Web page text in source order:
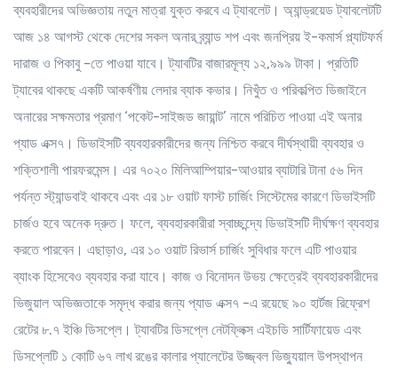
ব্যবহারীদের অভিজ্ঞতায় নতুন মাত্রা যুক্ত করবে এ ট্যাবলেট। অ্যান্ড্রয়েড ট্যাবলেটটি
আজ ১৪ আগস্ট থেকে দেশের সকল অনার ব্র্যান্ড শপ এবং জনপ্রিয় ই-কমার্স প্ল্যাটফর্ম
দারাজ ও পিকাবু -তে পাওয়া যাবে। ট্যাবটির বাজারমূল্য ১২,৯৯৯ টাকা। প্রতিটি
ট্যাবের থাকছে একটি আকর্ষণীয় লেদার ব্যাক কভার। নিখুঁত ও পরিকল্পিত ডিজাইনে
অনারের সক্ষমতার প্রমাণ ‘পকেট-সাইজড জায়ান্ট’ নামে পরিচিত পাওয়া এই অনার
প্যাড এক্স৭। ডিভাইসটি ব্যবহারকারীদের জন্য নিশ্চিত করবে দীর্ঘস্থায়ী ব্যবহার ও
শক্তিশালী পারফরমেন্স। এর ৭০২০ মিলিআম্পিয়ার-আওয়ার ব্যাটারি টানা ৫৬ দিন
পর্যন্ত স্ট্যান্ডবাই থাকবে এবং এর ১৮ ওয়াট ফাস্ট চার্জিং সিস্টেমের কারণে ডিভাইসটি
চার্জও হবে অনেক দ্রুত। ফলে, ব্যবহারকারীরা স্বাচ্ছন্দ্যে ডিভাইসটি দীর্ঘক্ষণ ব্যবহার
করতে পারবেন। এছাড়াও, এর ১০ ওয়াট রিভার্স চার্জিং সুবিধার ফলে এটি পাওয়ার
ব্যাংক হিসেবেও ব্যবহার করা যাবে। কাজ ও বিনোদন উভয় ক্ষেত্রেই ব্যবহারকারীদের
ভিজুয়াল অভিজ্ঞতাকে সমৃদ্ধ করার জন্য প্যাড এক্স৭ -এ রয়েছে ৯০ হার্টজ রিফ্রেশ
রেটের ৮.৭ ইঞ্চি ডিসপ্লে। ট্যাবটির ডিসপ্লে নেটফ্লিক্স এইচডি সার্টিফায়েড এবং
ডিসপ্লেটি ১ কোটি ৬৭ লাখ রঙের কালার প্যালেটের উজ্জ্বল ভিজ্যুয়াল উপস্থাপন